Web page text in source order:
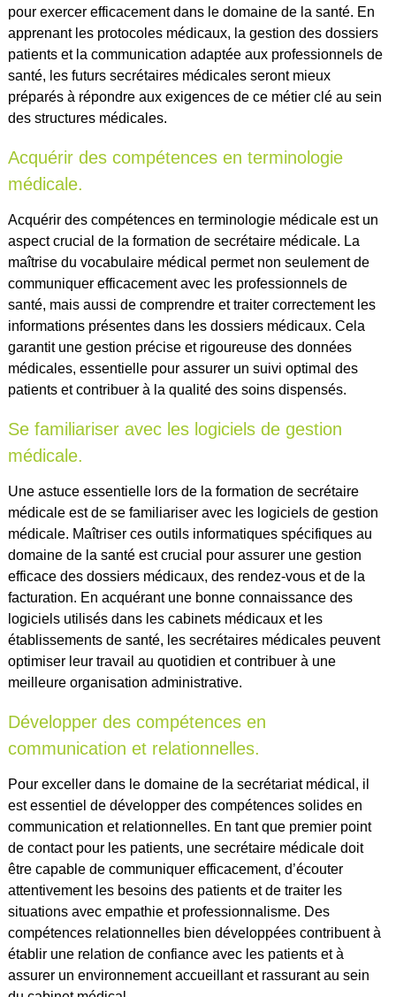
pour exercer efficacement dans le domaine de la santé. En
apprenant les protocoles médicaux, la gestion des dossiers
patients et la communication adaptée aux professionnels de
santé, les futurs secrétaires médicales seront mieux
préparés à répondre aux exigences de ce métier clé au sein
des structures médicales.
Acquérir des compétences en terminologie
médicale.
Acquérir des compétences en terminologie médicale est un
aspect crucial de la formation de secrétaire médicale. La
maîtrise du vocabulaire médical permet non seulement de
communiquer efficacement avec les professionnels de
santé, mais aussi de comprendre et traiter correctement les
informations présentes dans les dossiers médicaux. Cela
garantit une gestion précise et rigoureuse des données
médicales, essentielle pour assurer un suivi optimal des
patients et contribuer à la qualité des soins dispensés.
Se familiariser avec les logiciels de gestion
médicale.
Une astuce essentielle lors de la formation de secrétaire
médicale est de se familiariser avec les logiciels de gestion
médicale. Maîtriser ces outils informatiques spécifiques au
domaine de la santé est crucial pour assurer une gestion
efficace des dossiers médicaux, des rendez-vous et de la
facturation. En acquérant une bonne connaissance des
logiciels utilisés dans les cabinets médicaux et les
établissements de santé, les secrétaires médicales peuvent
optimiser leur travail au quotidien et contribuer à une
meilleure organisation administrative.
Développer des compétences en
communication et relationnelles.
Pour exceller dans le domaine de la secrétariat médical, il
est essentiel de développer des compétences solides en
communication et relationnelles. En tant que premier point
de contact pour les patients, une secrétaire médicale doit
être capable de communiquer efficacement, d’écouter
attentivement les besoins des patients et de traiter les
situations avec empathie et professionnalisme. Des
compétences relationnelles bien développées contribuent à
établir une relation de confiance avec les patients et à
assurer un environnement accueillant et rassurant au sein